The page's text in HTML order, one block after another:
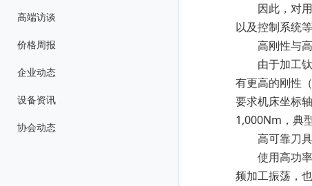
高端访谈
价格周报
企业动态
设备资讯
协会动态
因此，对用
以及控制系统
高刚性与高
由于加工钛
有更高的刚性
要求机床坐标
1,000Nm，典
高可靠刀具
使用高功率
频加工振荡，